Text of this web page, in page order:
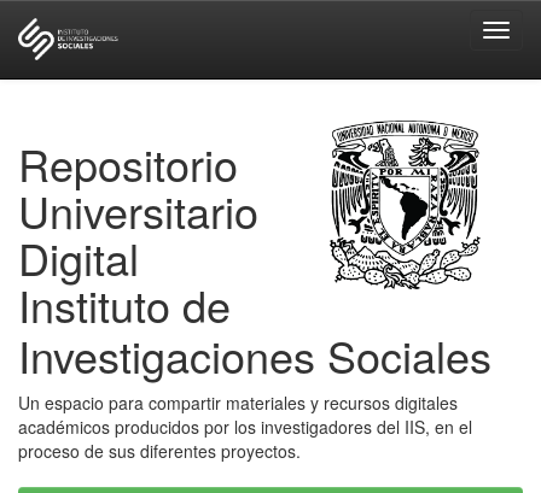
Repositorio
Universitario
Digital
Instituto de
Investigaciones Sociales
Un espacio para compartir materiales y recursos digitales
académicos producidos por los investigadores del IIS, en el
proceso de sus diferentes proyectos.